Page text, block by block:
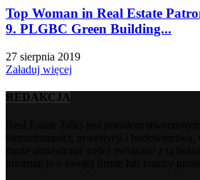
Top Woman in Real Estate
9. PLGBC Green Building...
27 sierpnia 2019
Załaduj więcej
REDAKCJA